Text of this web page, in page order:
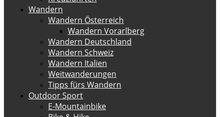
Wandern
Wandern Österreich
Wandern Vorarlberg
Wandern Deutschland
Wandern Schweiz
Wandern Italien
Weitwanderungen
Tipps fürs Wandern
Outdoor Sport
E-Mountainbike